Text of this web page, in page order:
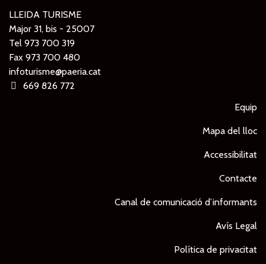
LLEIDA TURISME
Major 31, bis - 25007
Tel 973 700 319
Fax 973 700 480
infoturisme@paeria.cat
669 826 772
Equip
Mapa del lloc
Accessibilitat
Contacte
Canal de comunicació d’informants
Avís Legal
Política de privacitat